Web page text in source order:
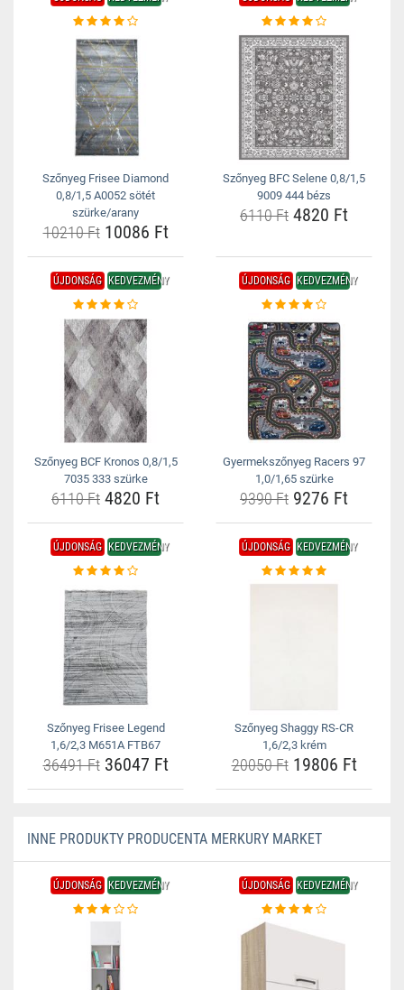
Szőnyeg Frisee Diamond
0,8/1,5 A0052 sötét
szürke/arany
10210 Ft10086 Ft
Szőnyeg BFC Selene 0,8/1,5
9009 444 bézs
6110 Ft 4820 Ft
ÚJDONSÁG KEDVEZMÉNY
Szőnyeg BCF Kronos 0,8/1,5
7035 333 szürke
6110 Ft 4820 Ft
ÚJDONSÁG KEDVEZMÉNY
Gyermekszőnyeg Racers 97
1,0/1,65 szürke
9390 Ft 9276 Ft
ÚJDONSÁG KEDVEZMÉNY
Szőnyeg Frisee Legend
1,6/2,3 M651A FTB67
36491 Ft36047 Ft
ÚJDONSÁG KEDVEZMÉNY
Szőnyeg Shaggy RS-CR
1,6/2,3 krém
20050 Ft19806 Ft
INNE PRODUKTY PRODUCENTA MERKURY MARKET
ÚJDONSÁG KEDVEZMÉNY ÚJDONSÁG KEDVEZMÉNY